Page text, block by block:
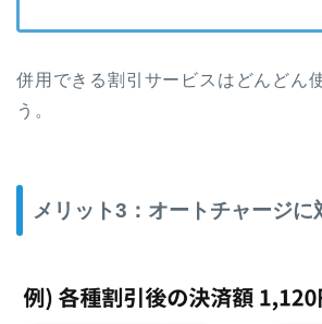
併用できる割引サービスはどんどん
う。
メリット3：オートチャージに